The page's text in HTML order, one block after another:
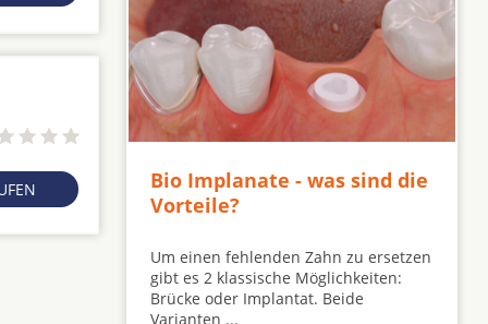
Bio Implanate - was sind die
Vorteile?
Um einen fehlenden Zahn zu ersetzen
gibt es 2 klassische Möglichkeiten:
Brücke oder Implantat. Beide
Varianten ...